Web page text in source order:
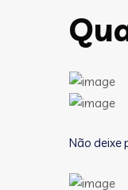
Não deixe